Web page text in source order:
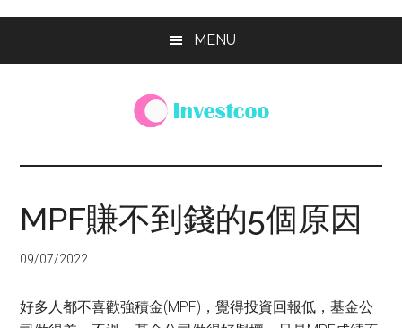
MENU
Investcoo
個
活
的
資
MPF賺不到錢的5個原因
09/07/2022
好多人都不喜歡強積金(MPF)，覺得投資回報低，基金公